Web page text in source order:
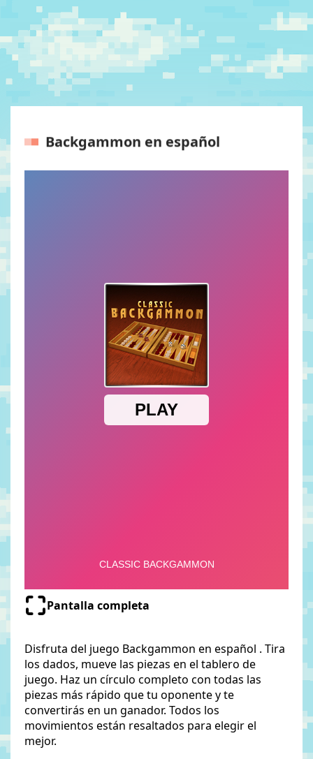
Backgammon en español
Pantalla completa
Disfruta del juego Backgammon en español . Tira
los dados, mueve las piezas en el tablero de
juego. Haz un círculo completo con todas las
piezas más rápido que tu oponente y te
convertirás en un ganador. Todos los
movimientos están resaltados para elegir el
mejor.